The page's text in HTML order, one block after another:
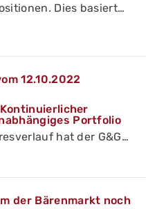
Dies basiert…
12.10.2022
Portfolio
hat der G&G…
der Bärenmarkt noch